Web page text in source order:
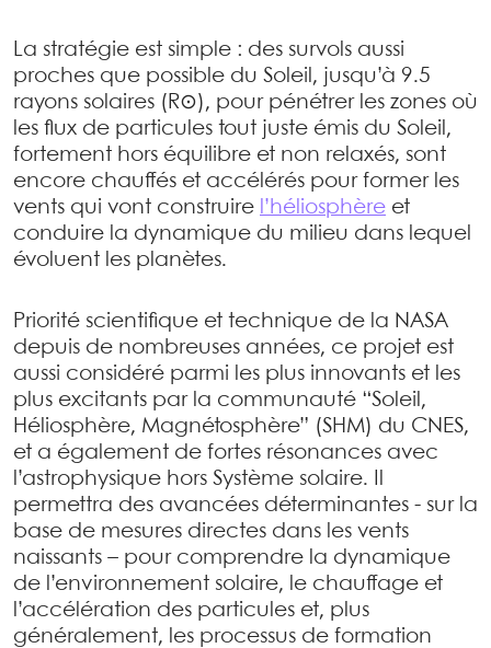
La stratégie est simple : des survols aussi
proches que possible du Soleil, jusqu’à 9.5
rayons solaires (R⊙), pour pénétrer les zones où
les flux de particules tout juste émis du Soleil,
fortement hors équilibre et non relaxés, sont
encore chauffés et accélérés pour former les
vents qui vont construire l’héliosphère et
conduire la dynamique du milieu dans lequel
évoluent les planètes.
Priorité scientifique et technique de la NASA
depuis de nombreuses années, ce projet est
aussi considéré parmi les plus innovants et les
plus excitants par la communauté “Soleil,
Héliosphère, Magnétosphère” (SHM) du CNES,
et a également de fortes résonances avec
l’astrophysique hors Système solaire. Il
permettra des avancées déterminantes - sur la
base de mesures directes dans les vents
naissants – pour comprendre la dynamique
de l’environnement solaire, le chauffage et
l’accélération des particules et, plus
généralement, les processus de formation